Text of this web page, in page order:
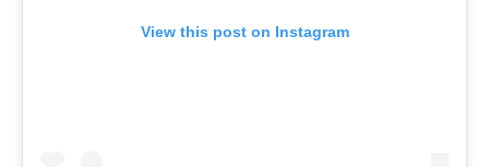
View this post on Instagram